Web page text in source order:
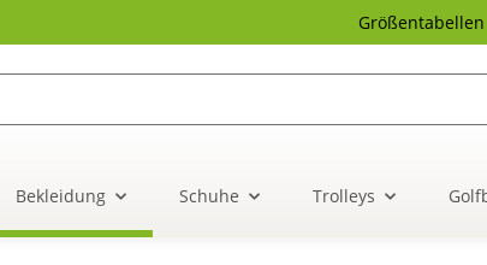
Größentabellen
Bekleidung Schuhe Trolleys